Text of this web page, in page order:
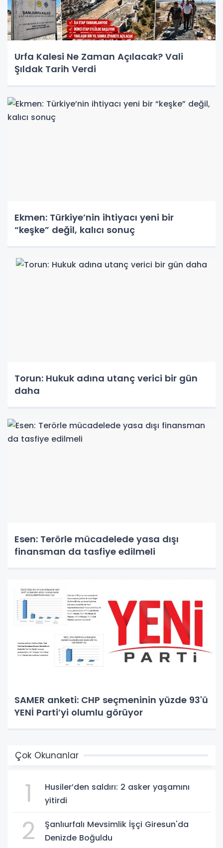
Urfa Kalesi Ne Zaman Açılacak? Vali
Şıldak Tarih Verdi
Ekmen: Türkiye’nin ihtiyacı yeni bir
“keşke” değil, kalıcı sonuç
Torun: Hukuk adına utanç verici bir gün
daha
Esen: Terörle mücadelede yasa dışı
finansman da tasfiye edilmeli
SAMER anketi: CHP seçmeninin yüzde 93'ü
YENİ Parti’yi olumlu görüyor
Çok Okunanlar
1
Husiler’den saldırı: 2 asker yaşamını
yitirdi
2
Şanlıurfalı Mevsimlik İşçi Giresun'da
Denizde Boğuldu